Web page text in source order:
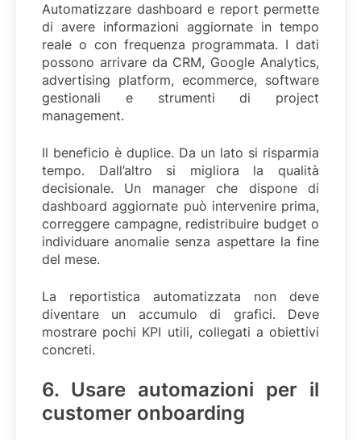
Automatizzare dashboard e report permette
di avere informazioni aggiornate in tempo
reale o con frequenza programmata. I dati
possono arrivare da CRM, Google Analytics,
advertising platform, ecommerce, software
gestionali e strumenti di project
management.
Il beneficio è duplice. Da un lato si risparmia
tempo. Dall’altro si migliora la qualità
decisionale. Un manager che dispone di
dashboard aggiornate può intervenire prima,
correggere campagne, redistribuire budget o
individuare anomalie senza aspettare la fine
del mese.
La reportistica automatizzata non deve
diventare un accumulo di grafici. Deve
mostrare pochi KPI utili, collegati a obiettivi
concreti.
6. Usare automazioni per il
customer onboarding